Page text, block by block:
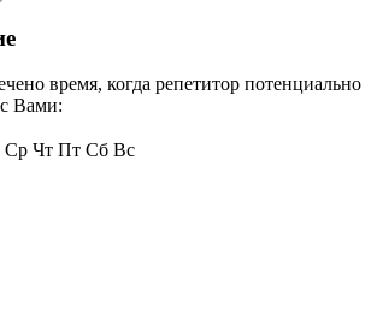
время, когда репетитор потенциально
Вами:
Ср Чт Пт Сб Вс